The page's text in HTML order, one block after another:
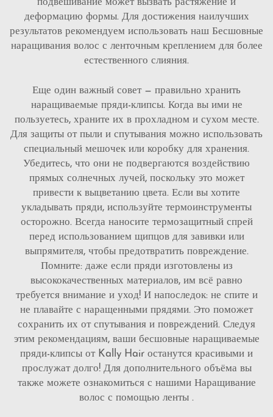
подвешивание может вызвать растяжение и
деформацию формы. Для достижения наилучших
результатов рекомендуем использовать наш Бесшовные
наращивания волос с ленточным креплением для более
естественного слияния.
Еще один важный совет — правильно хранить
наращиваемые пряди-клипсы. Когда вы ими не
пользуетесь, храните их в прохладном и сухом месте.
Для защиты от пыли и спутывания можно использовать
специальный мешочек или коробку для хранения.
Убедитесь, что они не подвергаются воздействию
прямых солнечных лучей, поскольку это может
привести к выцветанию цвета. Если вы хотите
укладывать пряди, используйте термоинструменты
осторожно. Всегда наносите термозащитный спрей
перед использованием щипцов для завивки или
выпрямителя, чтобы предотвратить повреждение.
Помните: даже если пряди изготовлены из
высококачественных материалов, им всё равно
требуется внимание и уход! И напоследок: не спите и
не плавайте с наращенными прядями. Это поможет
сохранить их от спутывания и повреждений. Следуя
этим рекомендациям, ваши бесшовные наращиваемые
пряди-клипсы от Kally Hair останутся красивыми и
прослужат долго! Для дополнительного объёма вы
также можете ознакомиться с нашими Наращивание
волос с помощью ленты .